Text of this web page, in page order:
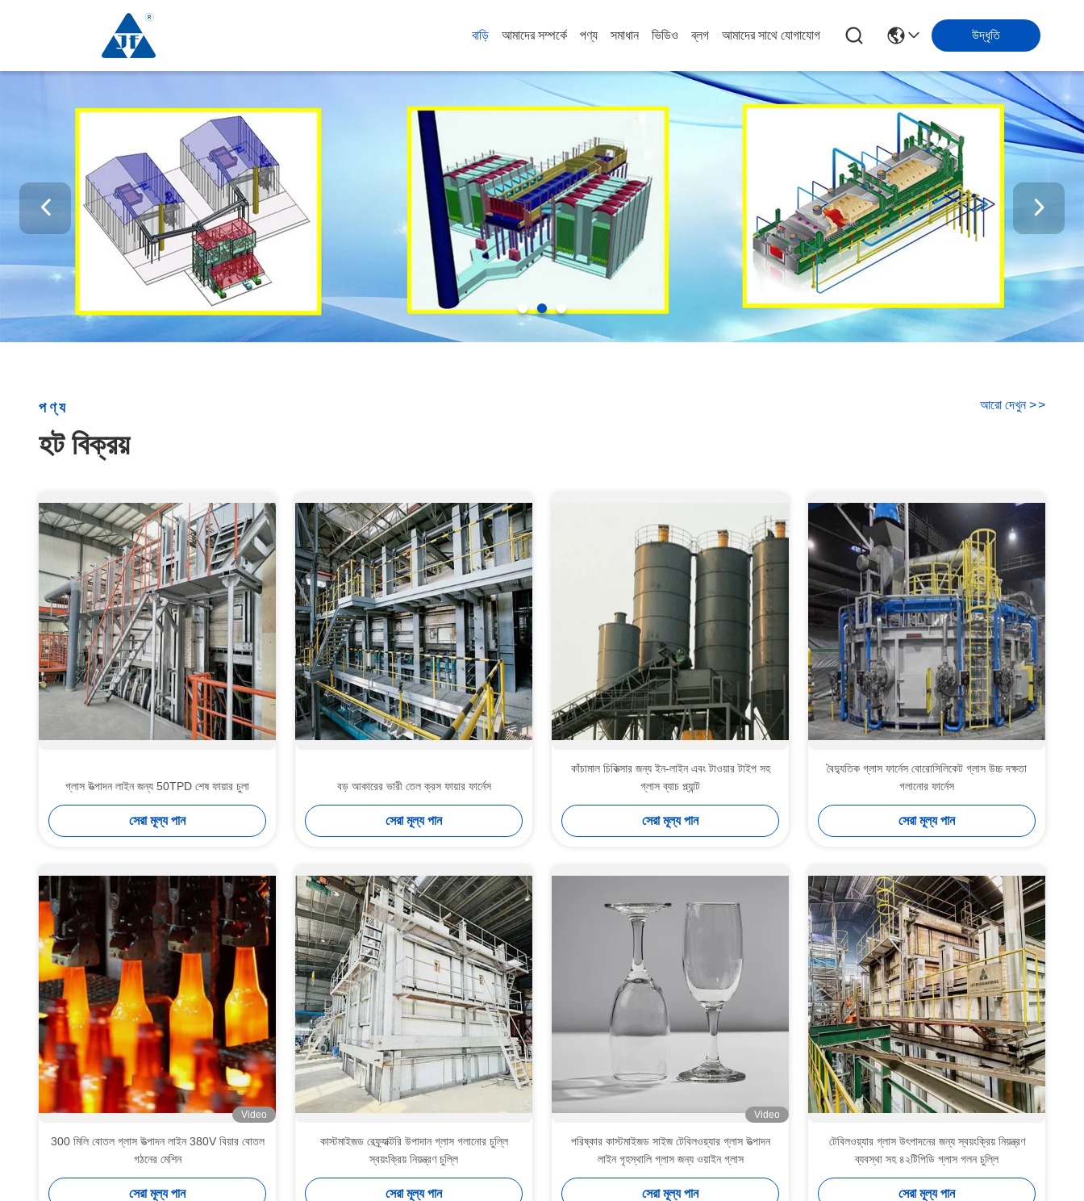
বাড়ি আমাদের সম্পর্কে পণ্য সমাধান ভিডিও ব্লগ আমাদের সাথে যোগাযোগ উদ্ধৃতি
পণ্য
হট বিক্রয়
আরো দেখুন>>
গ্লাস উত্পাদন লাইন জন্য 50TPD শেষ ফায়ার চুলা
সেরা মূল্য পান
বড় আকারের ভারী তেল ক্রস ফায়ার ফার্নেস
সেরা মূল্য পান
কাঁচামাল চিকিত্সার জন্য ইন-লাইন এবং টাওয়ার টাইপ সহ
গ্লাস ব্যাচ প্ল্যান্ট
সেরা মূল্য পান
বৈদ্যুতিক গ্লাস ফার্নেস বোরোসিলিকেট গ্লাস উচ্চ দক্ষতা
গলানোর ফার্নেস
সেরা মূল্য পান
Video
300 মিলি বোতল গ্লাস উত্পাদন লাইন 380V বিয়ার বোতল
গঠনের মেশিন
সেরা মূল্য পান
কাস্টমাইজড রেফ্র্যাক্টরি উপাদান গ্লাস গলানোর চুল্লি
স্বয়ংক্রিয় নিয়ন্ত্রণ চুল্লি
সেরা মূল্য পান
Video
পরিষ্কার কাস্টমাইজড সাইজ টেবিলওয়্যার গ্লাস উত্পাদন
লাইন গৃহস্থালি গ্লাস জন্য ওয়াইন গ্লাস
সেরা মূল্য পান
টেবিলওয়্যার গ্লাস উৎপাদনের জন্য স্বয়ংক্রিয় নিয়ন্ত্রণ
ব্যবস্থা সহ ৪২টিপিডি গ্লাস গলন চুল্লি
সেরা মূল্য পান